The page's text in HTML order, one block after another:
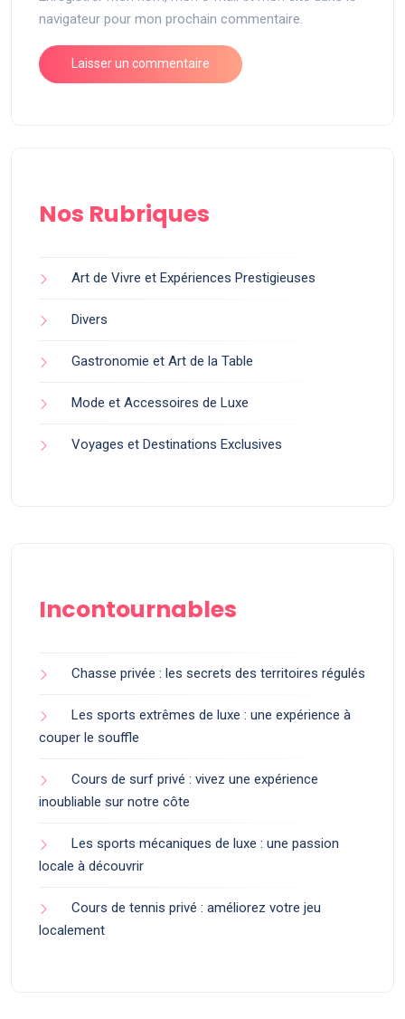
navigateur pour mon prochain commentaire.
Nos Rubriques
Art de Vivre et Expériences Prestigieuses
Divers
Gastronomie et Art de la Table
Mode et Accessoires de Luxe
Voyages et Destinations Exclusives
Incontournables
Chasse privée : les secrets des territoires régulés
Les sports extrêmes de luxe : une expérience à
couper le souffle
Cours de surf privé : vivez une expérience
inoubliable sur notre côte
Les sports mécaniques de luxe : une passion
locale à découvrir
Cours de tennis privé : améliorez votre jeu
localement